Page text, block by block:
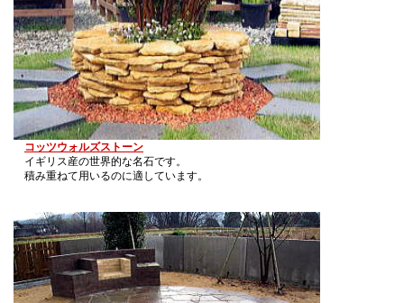
コッツウォルズストーン
イギリス産の世界的な名石です。
積み重ねて用いるのに適しています。